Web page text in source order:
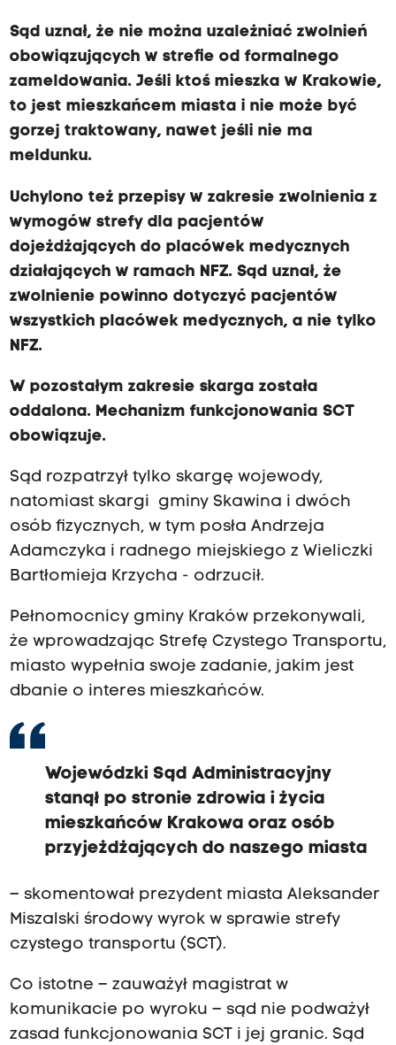
Sąd uznał, że nie można uzależniać zwolnień
obowiązujących w strefie od formalnego
zameldowania. Jeśli ktoś mieszka w Krakowie,
to jest mieszkańcem miasta i nie może być
gorzej traktowany, nawet jeśli nie ma
meldunku.
Uchylono też przepisy w zakresie zwolnienia z
wymogów strefy dla pacjentów
dojeżdżających do placówek medycznych
działających w ramach NFZ. Sąd uznał, że
zwolnienie powinno dotyczyć pacjentów
wszystkich placówek medycznych, a nie tylko
NFZ.
W pozostałym zakresie skarga została
oddalona. Mechanizm funkcjonowania SCT
obowiązuje.
Sąd rozpatrzył tylko skargę wojewody,
natomiast skargi gminy Skawina i dwóch
osób fizycznych, w tym posła Andrzeja
Adamczyka i radnego miejskiego z Wieliczki
Bartłomieja Krzycha - odrzucił.
Pełnomocnicy gminy Kraków przekonywali,
że wprowadzając Strefę Czystego Transportu,
miasto wypełnia swoje zadanie, jakim jest
dbanie o interes mieszkańców.
Wojewódzki Sąd Administracyjny
stanął po stronie zdrowia i życia
mieszkańców Krakowa oraz osób
przyjeżdżających do naszego miasta
– skomentował prezydent miasta Aleksander
Miszalski środowy wyrok w sprawie strefy
czystego transportu (SCT).
Co istotne – zauważył magistrat w
komunikacie po wyroku – sąd nie podważył
zasad funkcjonowania SCT i jej granic. Sąd